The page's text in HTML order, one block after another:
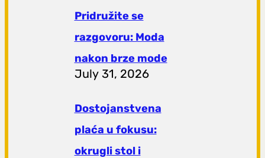
Pridružite se
razgovoru: Moda
nakon brze mode
July 31, 2026
Dostojanstvena
plaća u fokusu:
okrugli stol i